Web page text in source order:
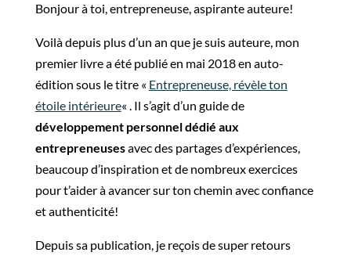
Bonjour à toi, entrepreneuse, aspirante auteure!
Voilà depuis plus d’un an que je suis auteure, mon
premier livre a été publié en mai 2018 en auto-
édition sous le titre « Entrepreneuse, révèle ton
étoile intérieure« . Il s’agit d’un guide de
développement personnel dédié aux
entrepreneusesavec des partages d’expériences,
beaucoup d’inspiration et de nombreux exercices
pour t’aider à avancer sur ton chemin avec confiance
et authenticité!
Depuis sa publication, je reçois de super retours